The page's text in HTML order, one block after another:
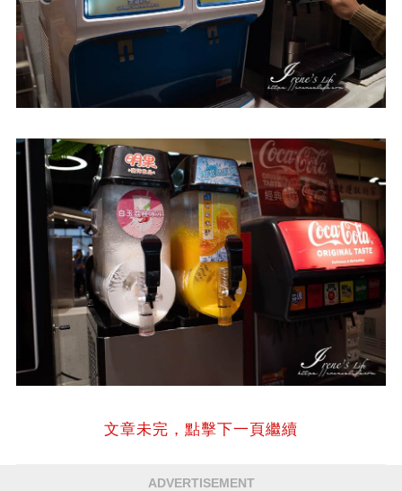
文章未完，點擊下一頁繼續
ADVERTISEMENT